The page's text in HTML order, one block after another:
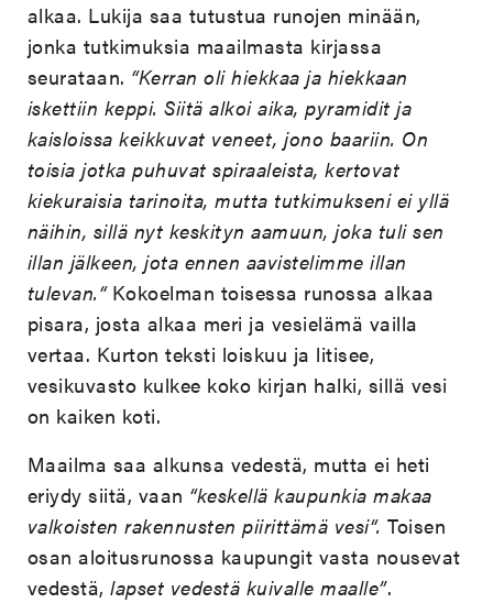
alkaa. Lukija saa tutustua runojen minään,
jonka tutkimuksia maailmasta kirjassa
seurataan. “Kerran oli hiekkaa ja hiekkaan
iskettiin keppi. Siitä alkoi aika, pyramidit ja
kaisloissa keikkuvat veneet, jono baariin. On
toisia jotka puhuvat spiraaleista, kertovat
kiekuraisia tarinoita, mutta tutkimukseni ei yllä
näihin, sillä nyt keskityn aamuun, joka tuli sen
illan jälkeen, jota ennen aavistelimme illan
tulevan.“Kokoelman toisessa runossa alkaa
pisara, josta alkaa meri ja vesielämä vailla
vertaa. Kurton teksti loiskuu ja litisee,
vesikuvasto kulkee koko kirjan halki, sillä vesi
on kaiken koti.
Maailma saa alkunsa vedestä, mutta ei heti
eriydy siitä, vaan “keskellä kaupunkia makaa
valkoisten rakennusten piirittämä vesi“. Toisen
osan aloitusrunossa kaupungit vasta nousevat
vedestä,lapset vedestä kuivalle maalle”.